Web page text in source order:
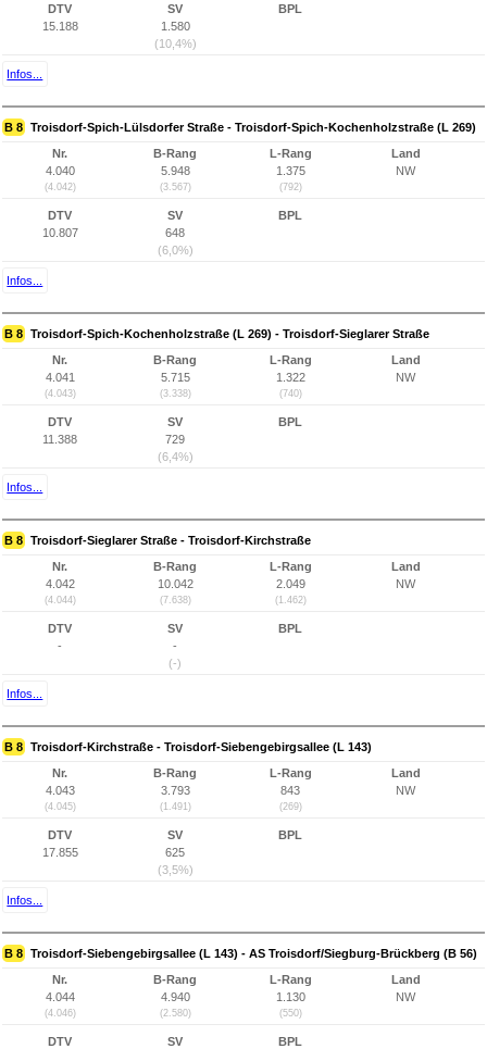
DTV
15.188
SV
1.580
(10,4%)
BPL
Infos...
B 8 Troisdorf-Spich-Lülsdorfer Straße - Troisdorf-Spich-Kochenholzstraße (L 269)
Nr.
4.040
(4.042)
B-Rang
5.948
(3.567)
L-Rang
1.375
(792)
Land
NW
DTV
10.807
SV
648
(6,0%)
BPL
Infos...
B 8 Troisdorf-Spich-Kochenholzstraße (L 269) - Troisdorf-Sieglarer Straße
Nr.
4.041
(4.043)
B-Rang
5.715
(3.338)
L-Rang
1.322
(740)
Land
NW
DTV
11.388
SV
729
(6,4%)
BPL
Infos...
B 8 Troisdorf-Sieglarer Straße - Troisdorf-Kirchstraße
Nr.
4.042
(4.044)
B-Rang
10.042
(7.638)
L-Rang
2.049
(1.462)
Land
NW
DTV
-
SV
-
(-)
BPL
Infos...
B 8 Troisdorf-Kirchstraße - Troisdorf-Siebengebirgsallee (L 143)
Nr.
4.043
(4.045)
B-Rang
3.793
(1.491)
L-Rang
843
(269)
Land
NW
DTV
17.855
SV
625
(3,5%)
BPL
Infos...
B 8 Troisdorf-Siebengebirgsallee (L 143) - AS Troisdorf/Siegburg-Brückberg (B 56)
Nr.
4.044
(4.046)
B-Rang
4.940
(2.580)
L-Rang
1.130
(550)
Land
NW
DTV
SV
BPL